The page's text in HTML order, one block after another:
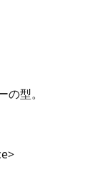
型。